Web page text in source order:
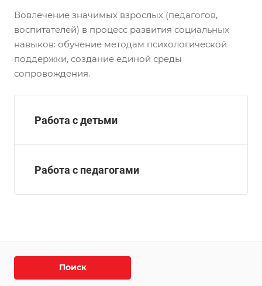
Вовлечение значимых взрослых (педагогов,
воспитателей) в процесс развития социальных
навыков: обучение методам психологической
поддержки, создание единой среды
сопровождения.
Работа с детьми
Работа с педагогами
Поиск